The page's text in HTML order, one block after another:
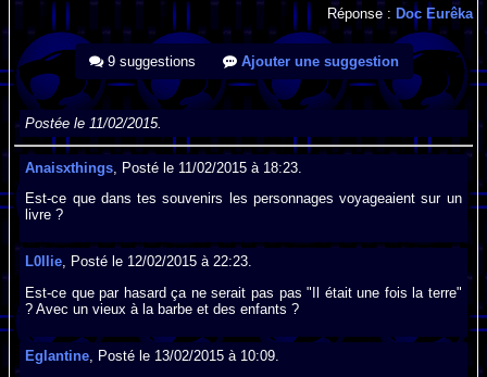
Réponse : Doc Eurêka
9 suggestions Ajouter une suggestion
Postée le 11/02/2015.
Anaisxthings , Posté le 11/02/2015 à 18:23.
Est-ce que dans tes souvenirs les personnages voyageaient sur un
livre ?
L0llie, Posté le 12/02/2015 à 22:23.
Est-ce que par hasard ça ne serait pas pas "Il était une fois la terre"
? Avec un vieux à la barbe et des enfants ?
Eglantine , Posté le 13/02/2015 à 10:09.